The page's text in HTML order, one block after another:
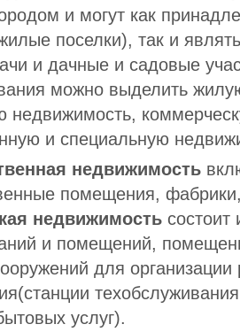
и могут как
поселки), так и
и дачные и садовые
можно выделить
недвижимость,
и специальную
недвижимость
помещения,
недвижимостьсостоит
и помещений,
для организации
услуг).